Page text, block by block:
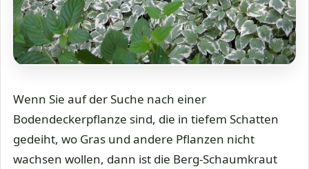
Wenn Sie auf der Suche nach einer
Bodendeckerpflanze sind, die in tiefem Schatten
gedeiht, wo Gras und andere Pflanzen nicht
wachsen wollen, dann ist die Berg-Schaumkraut